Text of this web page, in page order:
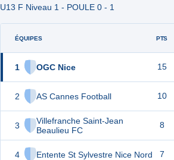
U13 F Niveau 1 - POULE 0 - 1
ÉQUIPES
1 OGC Nice
2 AS Cannes Football
3
Villefranche Saint-Jean
Beaulieu FC
4 Entente St Sylvestre Nice Nord
PTS
15
10
8
7